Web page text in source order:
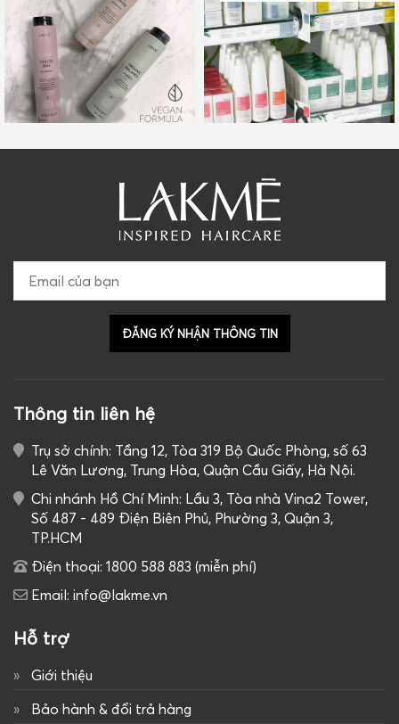
Thông tin liên hệ
Trụ sở chính: Tầng 12, Tòa 319 Bộ Quốc Phòng, số 63
Lê Văn Lương, Trung Hòa, Quận Cầu Giấy, Hà Nội.
Chi nhánh Hồ Chí Minh: Lầu 3, Tòa nhà Vina2 Tower,
Số 487 - 489 Điện Biên Phủ, Phường 3, Quận 3,
TP.HCM
Điện thoại: 1800 588 883 (miễn phí)
Email: info@lakme.vn
Hỗ trợ
Giới thiệu
Bảo hành & đổi trả hàng